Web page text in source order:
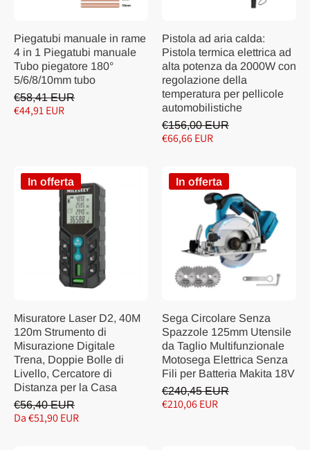
Piegatubi manuale in rame
4 in 1 Piegatubi manuale
Tubo piegatore 180°
5/6/8/10mm tubo
€58,41 EUR
€44,91 EUR
Pistola ad aria calda:
Pistola termica elettrica ad
alta potenza da 2000W con
regolazione della
temperatura per pellicole
automobilistiche
€156,00 EUR
€66,66 EUR
In offerta
Misuratore Laser D2, 40M
120m Strumento di
Misurazione Digitale
Trena, Doppie Bolle di
Livello, Cercatore di
Distanza per la Casa
€56,40 EUR
Da €51,90 EUR
In offerta
Sega Circolare Senza
Spazzole 125mm Utensile
da Taglio Multifunzionale
Motosega Elettrica Senza
Fili per Batteria Makita 18V
€240,45 EUR
€210,06 EUR